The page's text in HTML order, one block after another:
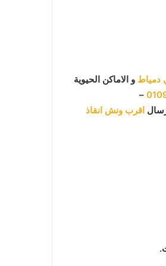
دمياط و الاماكن الحيوية
–
اقرب ونش انقاذ